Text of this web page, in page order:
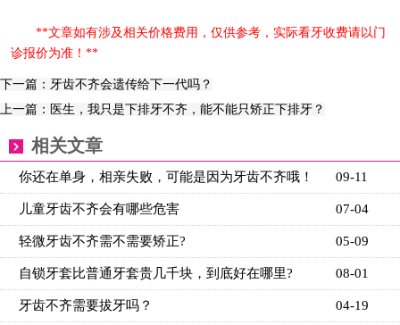
**文章如有涉及相关价格费用，仅供参考，实际看牙收费请以门
诊报价为准！**
下一篇：牙齿不齐会遗传给下一代吗？
上一篇：医生，我只是下排牙不齐，能不能只矫正下排牙？
相关文章
09-11
你还在单身，相亲失败，可能是因为牙齿不齐哦！
07-04
儿童牙齿不齐会有哪些危害
05-09
轻微牙齿不齐需不需要矫正?
08-01
自锁牙套比普通牙套贵几千块，到底好在哪里?
04-19
牙齿不齐需要拔牙吗？